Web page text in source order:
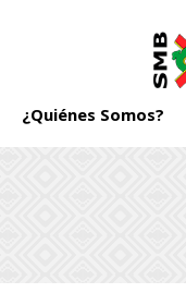
¿Quiénes Somos?